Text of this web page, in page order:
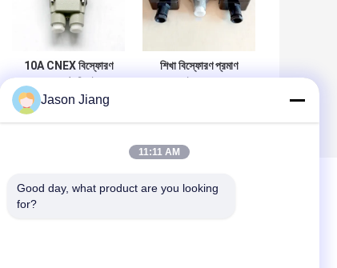
10A CNEX বিস্ফোরণ
স্থানান্তর নির্বাচক
শিখা বিস্ফোরণ প্রমাণ
Jason Jiang
11:11 AM
Good day, what product are you looking
for?